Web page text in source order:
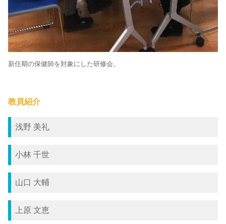
新任期の保健師を対象にした研修会。
教員紹介
浅野 美礼
小林 千世
山口 大輔
上原 文恵